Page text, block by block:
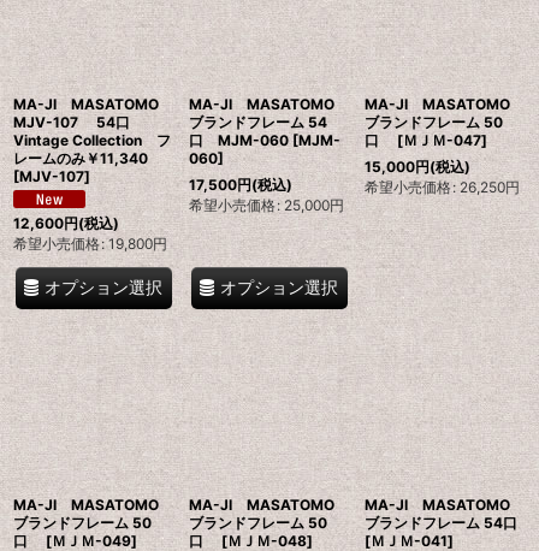
絞り込む
MA-JI MASATOMO
MJV-107 54口
Vintage Collection フ
レームのみ￥11,340
[MJV-107]
12,600円(税込)
希望小売価格: 19,800円
オプション選択
MA-JI MASATOMO
ブランドフレーム 54
口 MJM-060 [MJM-
060]
17,500円(税込)
希望小売価格: 25,000円
オプション選択
MA-JI MASATOMO
ブランドフレーム 50
口
[ＭＪＭ-047]
15,000円(税込)
希望小売価格: 26,250円
MA-JI MASATOMO
ブランドフレーム 50
口
[ＭＪＭ-049]
MA-JI MASATOMO
ブランドフレーム 50
口 [ＭＪＭ-048]
MA-JI MASATOMO
ブランドフレーム 54口
[ＭＪＭ-041]